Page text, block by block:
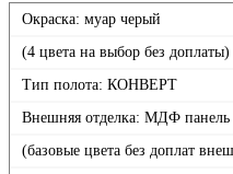
Окраска: муар черый
(4 цвета на выбор без доплаты)
Тип полота: КОНВЕРТ
Внешняя отделка: МДФ панель
(базовые цвета без доплат